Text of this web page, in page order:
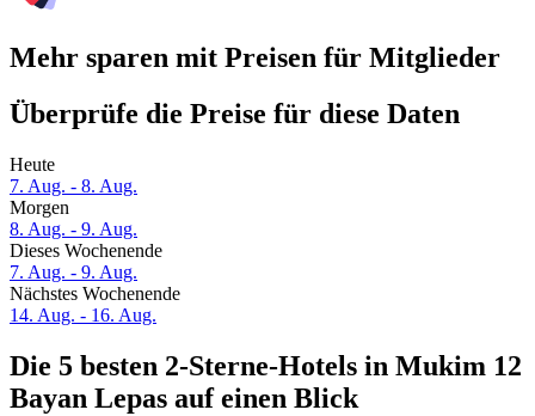
Mehr sparen mit Preisen für Mitglieder
Überprüfe die Preise für diese Daten
Heute
7. Aug. - 8. Aug.
Morgen
8. Aug. - 9. Aug.
Dieses Wochenende
7. Aug. - 9. Aug.
Nächstes Wochenende
14. Aug. - 16. Aug.
Die 5 besten 2-Sterne-Hotels in Mukim 12
Bayan Lepas auf einen Blick